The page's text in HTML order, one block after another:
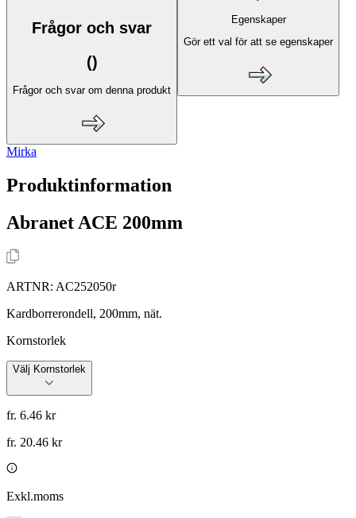
Frågor och svar
()
Frågor och svar om denna produkt
Egenskaper
Gör ett val för att se egenskaper
Mirka
Produktinformation
Abranet ACE 200mm
ARTNR: AC252050r
Kardborrerondell, 200mm, nät.
Kornstorlek
Välj Kornstorlek
fr. 6.46 kr
fr. 20.46 kr
Exkl.moms